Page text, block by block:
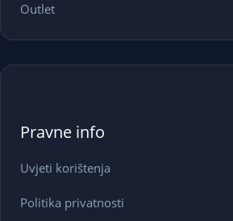
Outlet
Pravne info
Uvjeti korištenja
Politika privatnosti